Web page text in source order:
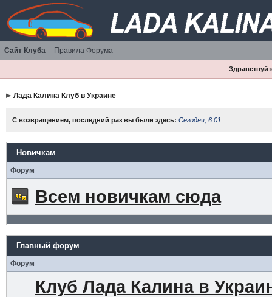
Сайт Клуба Правила Форума
Лада Калина Клуб в Украине
С возвращением, последний раз вы были здесь: Сегодня, 6:01
Новичкам
Форум
Всем новичкам сюда
Главный форум
Форум
Клуб Лада Калина в